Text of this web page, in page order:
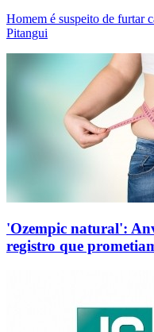
Homem é suspeito de furtar
Pitangui
'Ozempic natural':
registro que